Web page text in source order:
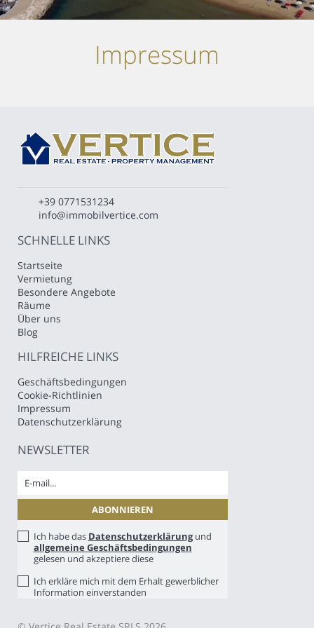
Impressum
+39 0771531234
info@immobilvertice.com
SCHNELLE LINKS
Startseite
Vermietung
Besondere Angebote
Räume
Über uns
Blog
HILFREICHE LINKS
Geschäftsbedingungen
Cookie-Richtlinien
Impressum
Datenschutzerklärung
NEWSLETTER
Ich habe das Datenschutzerklärungund
allgemeine Geschäftsbedingungen
gelesen und akzeptiere diese
Ich erkläre mich mit dem Erhalt gewerblicher
Information einverstanden